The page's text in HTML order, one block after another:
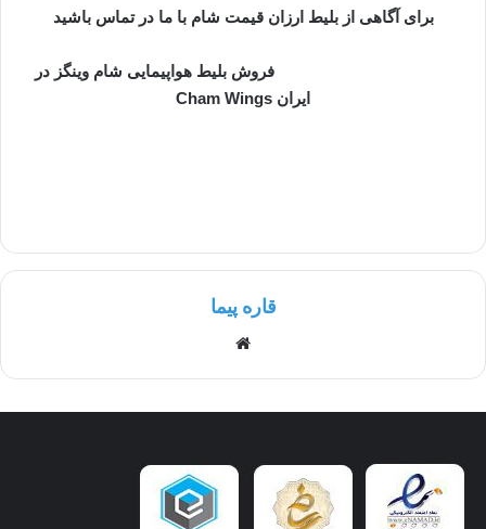
برای آگاهی از بلیط ارزان قیمت شام با ما در تماس باشید
فروش بلیط هواپیمایی شام وینگز در
ایران Cham Wings
قاره پیما